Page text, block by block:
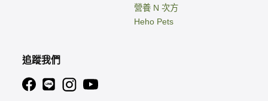
營養 N 次方
Heho Pets
追蹤我們